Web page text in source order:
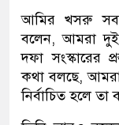
আমির খসরু
বলেন, আমরা
দফা সংস্কারের
কথা বলছে,
নির্বাচিত হলে তা